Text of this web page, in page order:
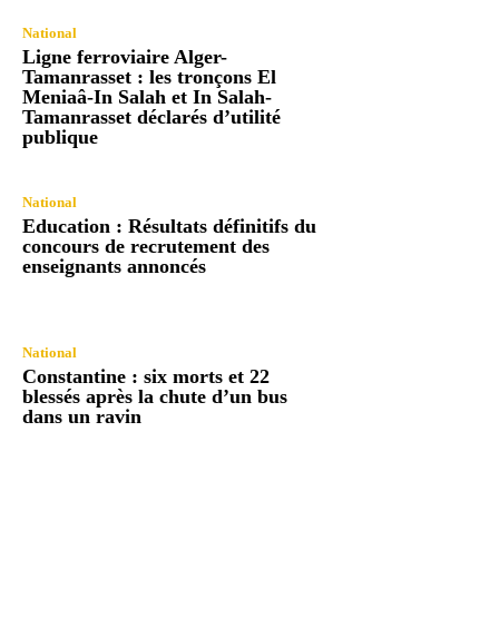
National
Ligne ferroviaire Alger-
Tamanrasset : les tronçons El
Meniaâ-In Salah et In Salah-
Tamanrasset déclarés d’utilité
publique
National
Education : Résultats définitifs du
concours de recrutement des
enseignants annoncés
National
Constantine : six morts et 22
blessés après la chute d’un bus
dans un ravin